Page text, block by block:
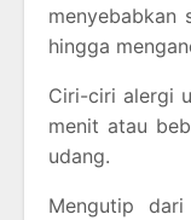
menyebabkan
hingga
Ciri-ciri alergi
menit atau
udang.
Mengutip